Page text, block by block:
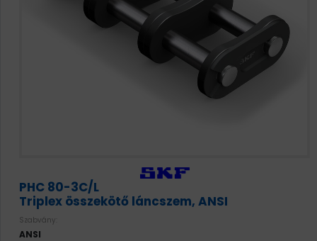
PHC 80-3C/L
Triplex összekötő láncszem, ANSI
Szabvány:
ANSI